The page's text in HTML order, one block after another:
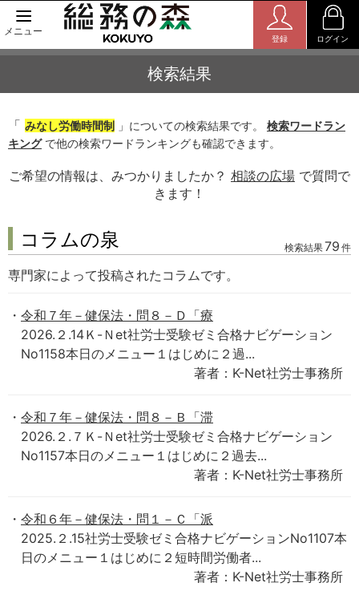
メニュー
登録 ログイン
検索結果
「 みなし労働時間制 」についての検索結果です。 検索ワードラン
キングで他の検索ワードランキングも確認できます。
ご希望の情報は、みつかりましたか？ 相談の広場 で質問で
きます！
コラムの泉 検索結果79 件
専門家によって投稿されたコラムです。
令和７年－健保法・問８－Ｄ「療
2026.２.14Ｋ-Ｎet社労士受験ゼミ合格ナビゲーション
No1158本日のメニュー１はじめに２過...
著者：K-Net社労士事務所
令和７年－健保法・問８－Ｂ「滞
2026.２.７Ｋ-Ｎet社労士受験ゼミ合格ナビゲーション
No1157本日のメニュー１はじめに２過去...
著者：K-Net社労士事務所
令和６年－健保法・問１－Ｃ「派
2025.２.15社労士受験ゼミ合格ナビゲーションNo1107本
日のメニュー１はじめに２短時間労働者...
著者：K-Net社労士事務所